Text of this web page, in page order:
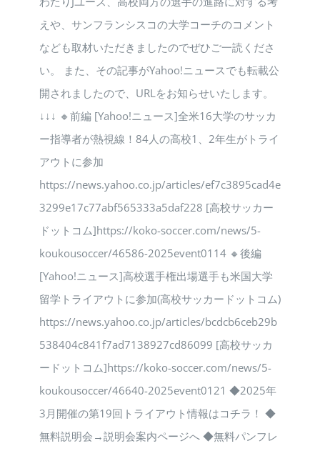
えや、サンフランシスコの大学コーチのコメント
なども取材いただきましたのでぜひご一読くださ
い。 また、その記事がYahoo!ニュースでも転載公
開されましたので、URLをお知らせいたします。
↓↓↓ 🔸前編 [Yahoo!ニュース]全米16大学のサッカ
ー指導者が熱視線！84人の高校1、2年生がトライ
アウトに参加
https://news.yahoo.co.jp/articles/ef7c3895cad4e
3299e17c77abf565333a5daf228 [高校サッカー
ドットコム]https://koko-soccer.com/news/5-
koukousoccer/46586-2025event0114 🔸後編
[Yahoo!ニュース]高校選手権出場選手も米国大学
留学トライアウトに参加(高校サッカードットコム)
https://news.yahoo.co.jp/articles/bcdcb6ceb29b
538404c841f7ad7138927cd86099 [高校サッカ
ードットコム]https://koko-soccer.com/news/5-
koukousoccer/46640-2025event0121 ◆2025年
3月開催の第19回トライアウト情報はコチラ！ ◆
無料説明会→説明会案内ページへ ◆無料パンフレ